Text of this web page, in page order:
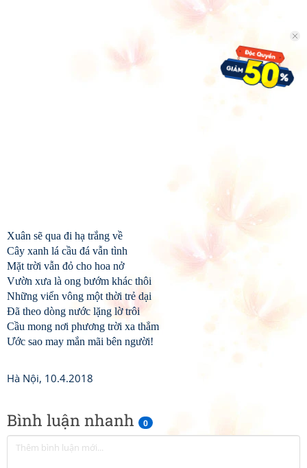
Bình luận nhanh 0
Xuân sẽ qua đi hạ trắng về
Cây xanh lá cầu đá vẫn tình
Mặt trời vẫn đỏ cho hoa nở
Vườn xưa là ong bướm khác thôi
Những viển vông một thời trẻ dại
Đã theo dòng nước lặng lờ trôi
Cầu mong nơi phương trời xa thẳm
Ước sao may mắn mãi bên người!
Hà Nội, 10.4.2018